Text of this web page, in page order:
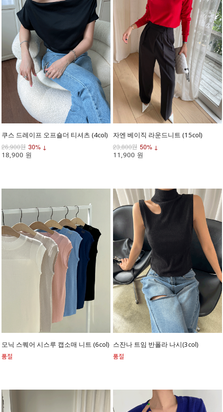
쿠스 드레이프 오프숄더 티셔츠 (4col)
26,900원 30% ↓
18,900 원
자엔 베이직 라운드니트 (15col)
23,800원 50% ↓
11,900 원
모닉 스퀘어 시스루 캡소매 니트 (6col)
품절
스잔나 트임 반폴라 나시(3col)
품절